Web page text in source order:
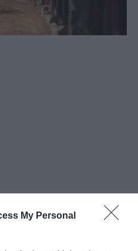
My Personal